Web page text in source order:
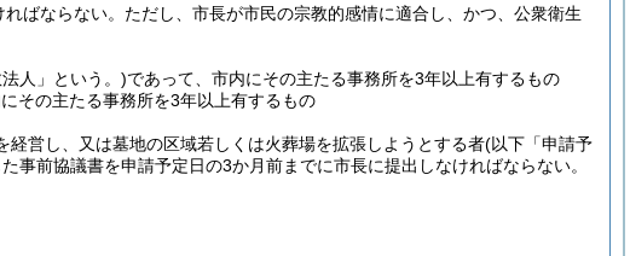
ばならない。 ただし、市長が市民の宗教的感情に適合し、かつ、公衆衛生
人」という。)であって、市内にその主たる事務所を3年以上有するもの
その主たる事務所を3年以上有するもの
営し、又は墓地の区域若しくは火葬場を拡張しようとする者(以下「申請予
事前協議書を申請予定日の3か月前までに市長に提出しなければならない。